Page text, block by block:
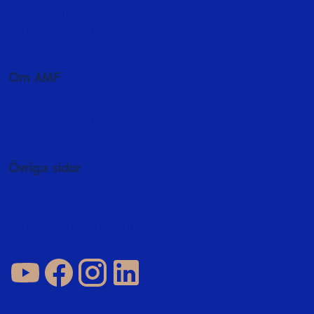
Om AMF
Övriga sidor